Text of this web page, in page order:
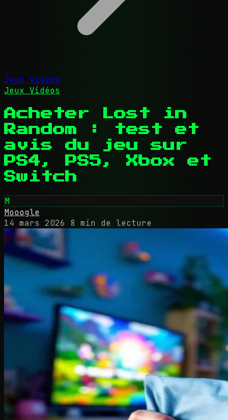
Jeux Vidéos
Jeux Vidéos
Acheter Lost in
Random : test et
avis du jeu sur
PS4, PS5, Xbox et
Switch
M
Mooogle
14 mars 2026
8 min de lecture